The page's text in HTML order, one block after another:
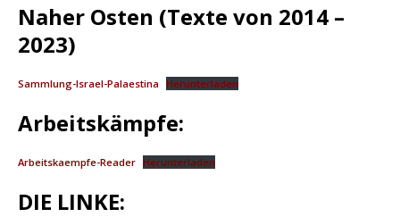
Naher Osten (Texte von 2014 –
2023)
Sammlung-Israel-Palaestina Herunterladen
Arbeitskämpfe:
Arbeitskaempfe-Reader Herunterladen
DIE LINKE: